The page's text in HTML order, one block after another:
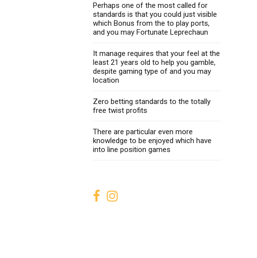
Perhaps one of the most called for
standards is that you could just visible
which Bonus from the to play ports,
and you may Fortunate Leprechaun
It manage requires that your feel at the
least 21 years old to help you gamble,
despite gaming type of and you may
location
Zero betting standards to the totally
free twist profits
There are particular even more
knowledge to be enjoyed which have
into line position games